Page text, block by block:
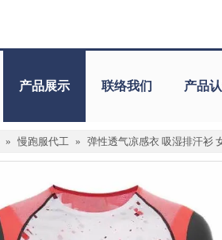
产品展示 联络我们 产品
» 慢跑服代工 » 弹性透气凉感衣 吸湿排汗衫